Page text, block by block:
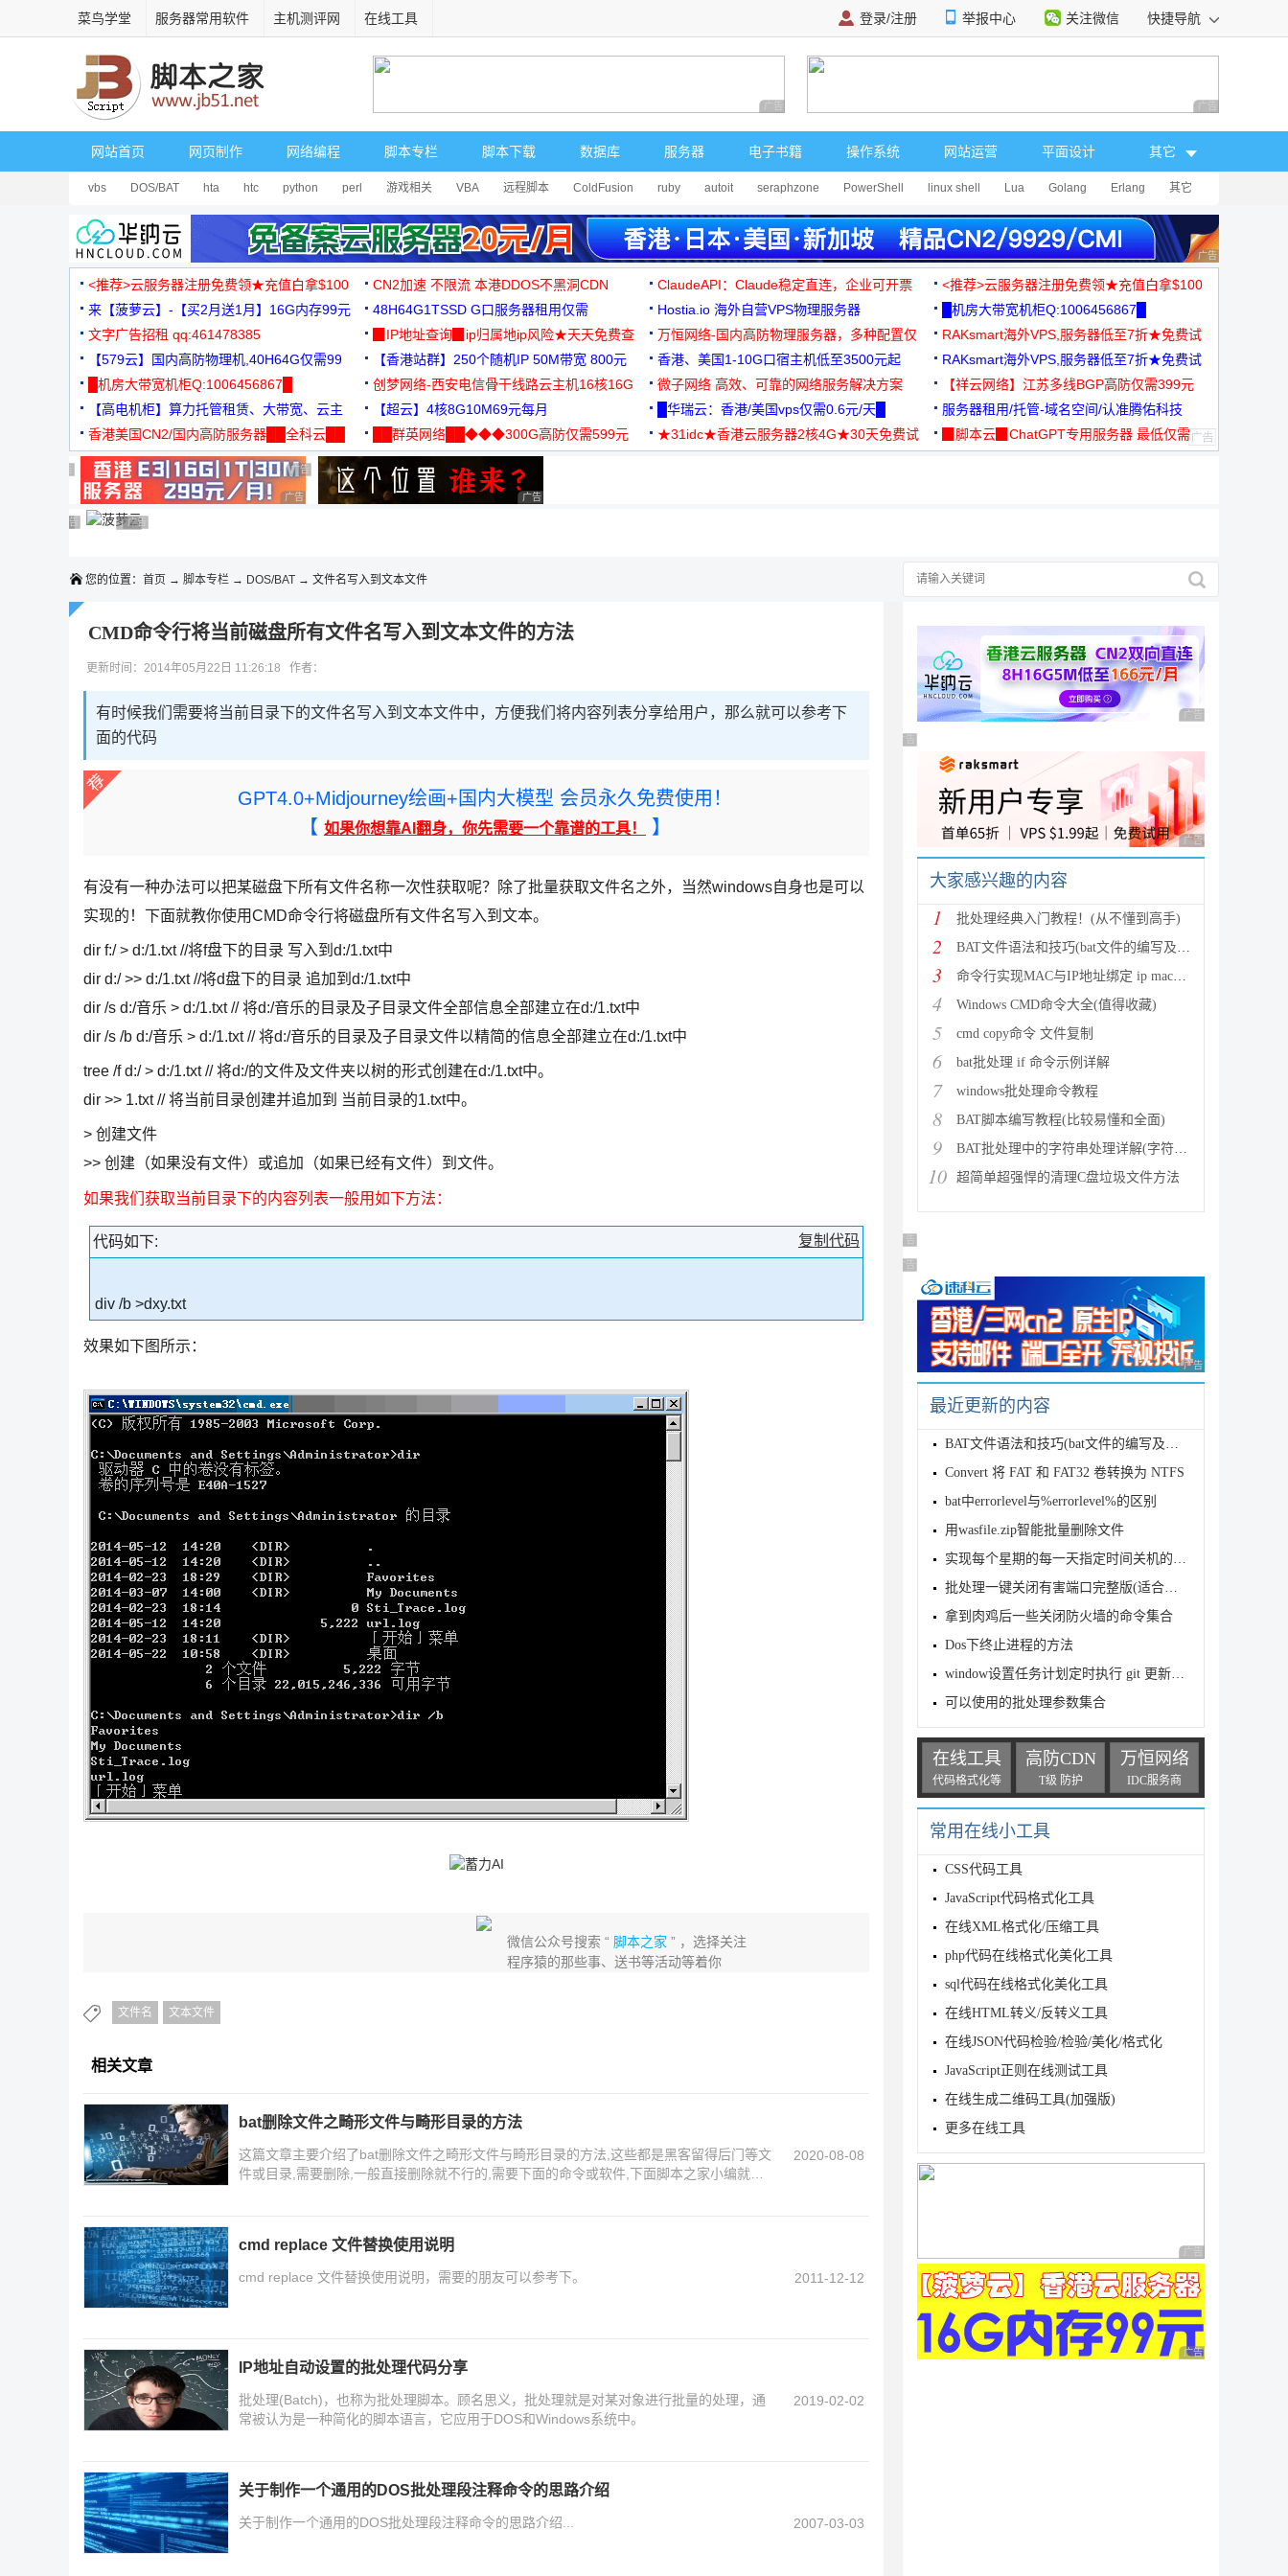
菜鸟学堂 服务器常用软件 主机测评网 在线工具 登录/注册 举报中心 关注微信 快捷导航
广告 商业广告，理性选择 广告 商业广告，理
网站首页 网页制作 网络编程 脚本专栏 脚本下载 数据库 服务器 电子书籍 操作系统 网站运营 平面设计 其它
vbs DOS/BAT hta htc python perl 游戏相关 VBA 远程脚本 ColdFusion ruby autoit seraphzone PowerShell linux shell Lua Golang Erlang 其它
广告 商业广告，理
<推荐>云服务器注册免费领★充值白拿$100 CN2加速 不限流 本港DDOS不黑洞CDN ClaudeAPI：Claude稳定直连，企业可开票
<推荐>云服务器注册免费领★充值白拿$100
来【菠萝云】-【买2月送1月】16G内存99元
48H64G1TSSD G口服务器租用仅需
3000+可免费测试
Hostia.io 海外自营VPS物理服务器
█机房大带宽机柜Q:1006456867█
文字广告招租 qq:461478385
▉IP地址查询▉ip归属地ip风险★天天免费查
万恒网络-国内高防物理服务器，多种配置仅
99元/月起
RAKsmart海外VPS,服务器低至7折★免费试
用★
【579云】国内高防物理机,40H64G仅需99
元
【香港站群】250个随机IP 50M带宽 800元 香港、美国1-10G口宿主机低至3500元起
RAKsmart海外VPS,服务器低至7折★免费试
用★
█机房大带宽机柜Q:1006456867█
创梦网络-西安电信骨干线路云主机16核16G
88元/月
微子网络 高效、可靠的网络服务解决方案
【祥云网络】江苏多线BGP高防仅需399元
【高电机柜】算力托管租赁、大带宽、云主
机
【超云】4核8G10M69元每月 █华瑞云：香港/美国vps仅需0.6元/天█
服务器租用/托管-域名空间/认准腾佑科技
香港美国CN2/国内高防服务器██全科云██
██群英网络██◆◆◆300G高防仅需599元
◆◆◆
★31idc★香港云服务器2核4G★30天免费试
▉脚本云▉ChatGPT专用服务器 最低仅需
广告 商业广告，理性选择
广告 商业广告，理性选择
广告 商业广告，理性选择
广告 商业广告，理性选择
广告 商业广告，理性选择
广告 商业广告，理性选择
广告 商业广告，理性选择
广告 商业广告，理性选择广告 商业广告，理性选择
广告 商业广告，理性选择
您的位置： 首页 → 脚本专栏 → DOS/BAT → 文件名写入到文本文件
CMD命令行将当前磁盘所有文件名写入到文本文件的方法
更新时间：2014年05月22日 11:26:18 作者：
有时候我们需要将当前目录下的文件名写入到文本文件中，方便我们将内容列表分享给用户，那么就可以参考下
面的代码
GPT4.0+Midjourney绘画+国内大模型 会员永久免费使用！
【 如果你想靠AI翻身，你先需要一个靠谱的工具！ 】
有没有一种办法可以把某磁盘下所有文件名称一次性获取呢？除了批量获取文件名之外，当然windows自身也是可以
实现的！下面就教你使用CMD命令行将磁盘所有文件名写入到文本。
dir f:/ > d:/1.txt //将f盘下的目录 写入到d:/1.txt中
dir d:/ >> d:/1.txt //将d盘下的目录 追加到d:/1.txt中
dir /s d:/音乐 > d:/1.txt // 将d:/音乐的目录及子目录文件全部信息全部建立在d:/1.txt中
dir /s /b d:/音乐 > d:/1.txt // 将d:/音乐的目录及子目录文件以精简的信息全部建立在d:/1.txt中
tree /f d:/ > d:/1.txt // 将d:/的文件及文件夹以树的形式创建在d:/1.txt中。
dir >> 1.txt // 将当前目录创建并追加到 当前目录的1.txt中。
> 创建文件
>> 创建（如果没有文件）或追加（如果已经有文件）到文件。
如果我们获取当前目录下的内容列表一般用如下方法：
复制代码
代码如下:
div /b >dxy.txt
效果如下图所示：
微信公众号搜索 “ 脚本之家 ” ，选择关注
程序猿的那些事、送书等活动等着你
文件名 文本文件
相关文章
bat删除文件之畸形文件与畸形目录的方法
这篇文章主要介绍了bat删除文件之畸形文件与畸形目录的方法,这些都是黑客留得后门等文
件或目录,需要删除,一般直接删除就不行的,需要下面的命令或软件,下面脚本之家小编就为
2020-08-08
cmd replace 文件替换使用说明
cmd replace 文件替换使用说明，需要的朋友可以参考下。 2011-12-12
IP地址自动设置的批处理代码分享
批处理(Batch)，也称为批处理脚本。顾名思义，批处理就是对某对象进行批量的处理，通
常被认为是一种简化的脚本语言，它应用于DOS和Windows系统中。
2019-02-02
关于制作一个通用的DOS批处理段注释命令的思路介绍
关于制作一个通用的DOS批处理段注释命令的思路介绍... 2007-03-03
广告 商业广告，理性
广告 商业广告，理性选择
广告 商业广告，理性
大家感兴趣的内容
1 批处理经典入门教程！(从不懂到高手)
2 BAT文件语法和技巧(bat文件的编写及使用)
3 命令行实现MAC与IP地址绑定 ip mac绑定 如何绑定m
4 Windows CMD命令大全(值得收藏)
5 cmd copy命令 文件复制
6 bat批处理 if 命令示例详解
7 windows批处理命令教程
8 BAT脚本编写教程(比较易懂和全面)
9 BAT批处理中的字符串处理详解(字符串截取)
10 超简单超强悍的清理C盘垃圾文件方法
广告 商业广告，理性选择
广告 商业广告，理性选择
广告 商业广告，理性
最近更新的内容
BAT文件语法和技巧(bat文件的编写及使用)
Convert 将 FAT 和 FAT32 卷转换为 NTFS
bat中errorlevel与%errorlevel%的区别
用wasfile.zip智能批量删除文件
实现每个星期的每一天指定时间关机的dos/bat
批处理一键关闭有害端口完整版(适合服务器使用)
拿到肉鸡后一些关闭防火墙的命令集合
Dos下终止进程的方法
window设置任务计划定时执行 git 更新(git pull)并隐藏运行
可以使用的批处理参数集合
在线工具
代码格式化等
高防CDN
T级 防护
万恒网络
IDC服务商
常用在线小工具
CSS代码工具
JavaScript代码格式化工具
在线XML格式化/压缩工具
php代码在线格式化美化工具
sql代码在线格式化美化工具
在线HTML转义/反转义工具
在线JSON代码检验/检验/美化/格式化
JavaScript正则在线测试工具
在线生成二维码工具(加强版)
更多在线工具
广告 商业广告，理性
广告 商业广告，理性